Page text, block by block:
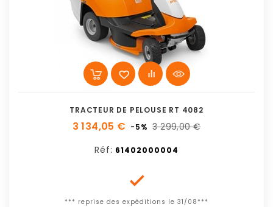
TRACTEUR DE PELOUSE RT 4082
3 134,05 € -5% 3 299,00 €
Réf: 61402000004

*** reprise des expéditions le 31/08***